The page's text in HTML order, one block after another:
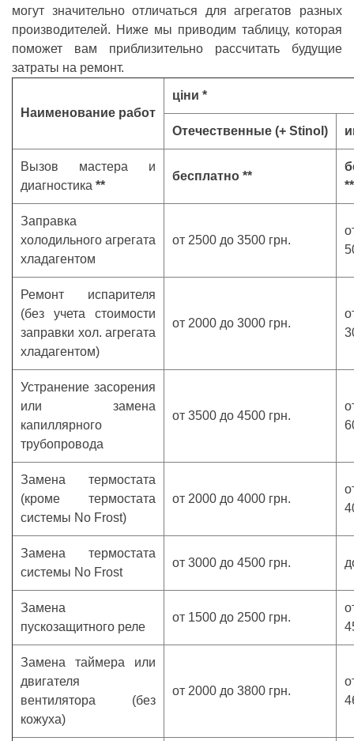
могут значительно отличаться для агрегатов разных
производителей. Ниже мы приводим таблицу, которая
поможет вам приблизительно рассчитать будущие
затраты на ремонт.
Наименование работ
ціни *
Отечественные (+ Stinol)
Вызов мастера и
диагностика **
бесплатно **
**
Заправка
холодильного агрегата
хладагентом
от 2500 до 3500 грн.
Ремонт испарителя
(без учета стоимости
заправки хол. агрегата
хладагентом)
от 2000 до 3000 грн.
Устранение засорения
или замена
капиллярного
трубопровода
от 3500 до 4500 грн.
Замена термостата
(кроме термостата
системы No Frost)
от 2000 до 4000 грн.
Замена термостата
системы No Frost
от 3000 до 4500 грн.
Замена
пускозащитного реле
от 1500 до 2500 грн.
Замена таймера или
двигателя
вентилятора (без
кожуха)
от 2000 до 3800 грн.